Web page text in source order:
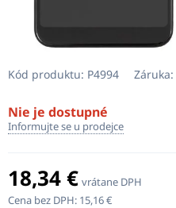
Kód produktu: P4994 Záruka:
Nie je dostupné
Informujte se u prodejce
18,34 € vrátane DPH
Cena bez DPH: 15,16 €